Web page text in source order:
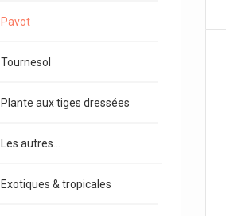
Pavot
Tournesol
Plante aux tiges dressées
Les autres...
Exotiques & tropicales